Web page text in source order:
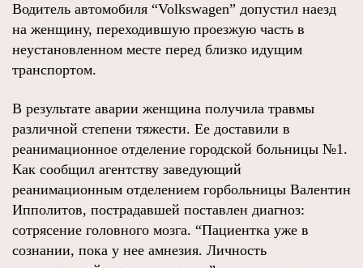
Водитель автомобиля “Volkswagen” допустил наезд
на женщину, переходившую проезжую часть в
неустановленном месте перед близко идущим
транспортом.
В результате аварии женщина получила травмы
различной степени тяжести. Ее доставили в
реанимационное отделение городской больницы №1.
Как сообщил агентству заведующий
реанимационным отделением горбольницы Валентин
Ипполитов, пострадавшей поставлен диагноз:
сотрясение головного мозга. “Пациентка уже в
сознании, пока у нее амнезия. Личность